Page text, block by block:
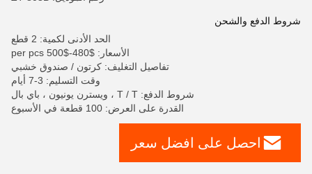
شروط الدفع والشحن
الحد الأدنى لكمية: 2 قطع
الأسعار: $480-$500 per pcs
تفاصيل التغليف: كرتون / صندوق خشبي
وقت التسليم: 3-7 أيام
شروط الدفع: T / T ، ويسترن يونيون ، باي بال
القدرة على العرض: 100 قطعة في الأسبوع
احصل على افضل سعر